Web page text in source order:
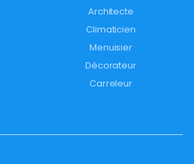
Architecte
Climaticien
Menuisier
Décorateur
Carreleur